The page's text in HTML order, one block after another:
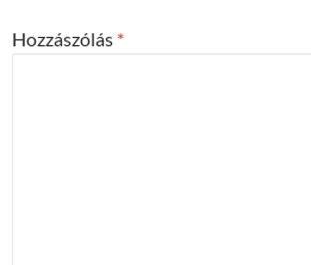
Hozzászólás *